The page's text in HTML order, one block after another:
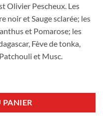
Olivier Pescheux. Les
noir et Sauge sclarée; les
et Pomarose; les
Fève de tonka,
et Musc.
PANIER